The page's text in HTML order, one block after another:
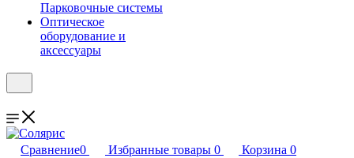
Парковочные системы
Оптическое
оборудование и
аксессуары
Сравнение0 Избранные товары 0 Корзина 0